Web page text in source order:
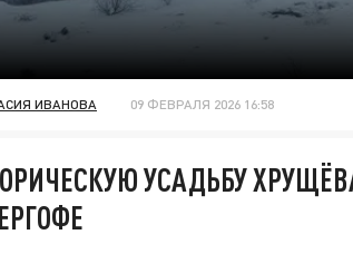
ИВАНОВА 09 ФЕВРАЛЯ 2026 16:58
УСАДЬБУ